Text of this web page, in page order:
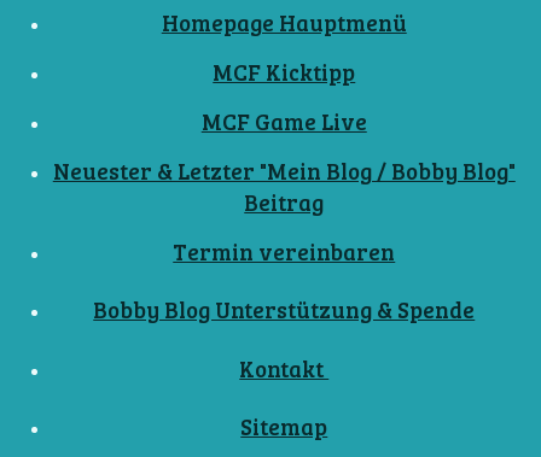
Homepage Hauptmenü
MCF Kicktipp
MCF Game Live
Neuester & Letzter "Mein Blog / Bobby Blog"
Beitrag
Termin vereinbaren
Bobby Blog Unterstützung & Spende
Kontakt
Sitemap